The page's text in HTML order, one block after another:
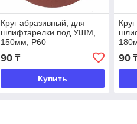
Круг абразивный, для
шлифтарелки под УШМ,
150мм, Р60
90₸
Купить
90